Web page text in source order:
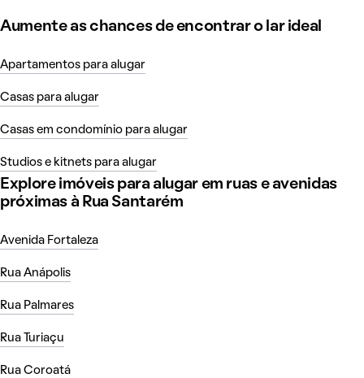
Aumente as chances de encontrar o lar ideal
Apartamentos para alugar
Casas para alugar
Casas em condomínio para alugar
Studios e kitnets para alugar
Explore imóveis para alugar em ruas e avenidas
próximas à Rua Santarém
Avenida Fortaleza
Rua Anápolis
Rua Palmares
Rua Turiaçu
Rua Coroatá